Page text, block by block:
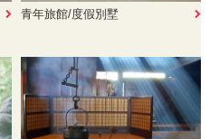
青年旅館/度假別墅